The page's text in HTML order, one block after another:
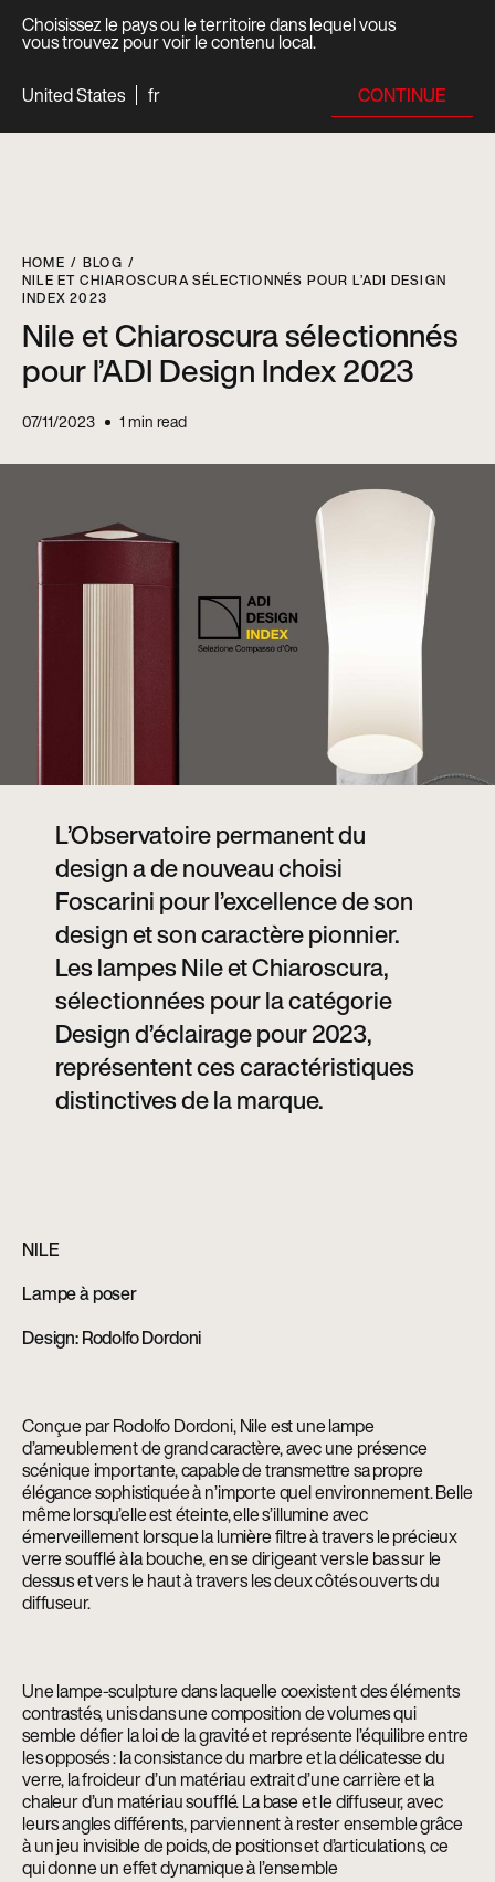
Choisissez le pays ou le territoire dans lequel vous
vous trouvez pour voir le contenu local.
United States
fr CONTINUE
HOME
BLOG
NILE ET CHIAROSCURA SÉLECTIONNÉS POUR L’ADI DESIGN
INDEX 2023
Nile et Chiaroscura sélectionnés
pour l’ADI Design Index 2023
07/11/2023 1min read
L’Observatoire permanent du
design a de nouveau choisi
Foscarini pour l’excellence de son
design et son caractère pionnier.
Les lampes Nile et Chiaroscura,
sélectionnées pour la catégorie
Design d’éclairage pour 2023,
représentent ces caractéristiques
distinctives de la marque.
NILE
Lampe à poser
Design: Rodolfo Dordoni
Conçue par Rodolfo Dordoni, Nile est une lampe
d’ameublement de grand caractère, avec une présence
scénique importante, capable de transmettre sa propre
élégance sophistiquée à n’importe quel environnement. Belle
même lorsqu’elle est éteinte, elle s’illumine avec
émerveillement lorsque la lumière filtre à travers le précieux
verre soufflé à la bouche, en se dirigeant vers le bas sur le
dessus et vers le haut à travers les deux côtés ouverts du
diffuseur.
Une lampe-sculpture dans laquelle coexistent des éléments
contrastés, unis dans une composition de volumes qui
semble défier la loi de la gravité et représente l’équilibre entre
les opposés : la consistance du marbre et la délicatesse du
verre, la froideur d’un matériau extrait d’une carrière et la
chaleur d’un matériau soufflé. La base et le diffuseur, avec
leurs angles différents, parviennent à rester ensemble grâce
à un jeu invisible de poids, de positions et d’articulations, ce
qui donne un effet dynamique à l’ensemble